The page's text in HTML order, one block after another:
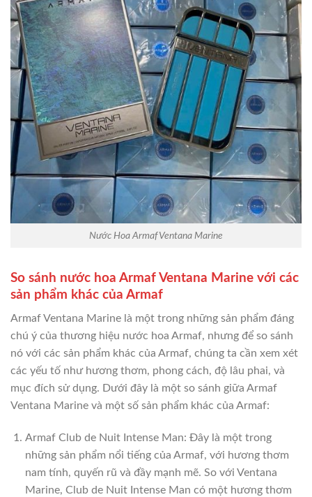
Nước Hoa Armaf Ventana Marine
So sánh nước hoa Armaf Ventana Marine với các
sản phẩm khác của Armaf
Armaf Ventana Marine là một trong những sản phẩm đáng
chú ý của thương hiệu nước hoa Armaf, nhưng để so sánh
nó với các sản phẩm khác của Armaf, chúng ta cần xem xét
các yếu tố như hương thơm, phong cách, độ lâu phai, và
mục đích sử dụng. Dưới đây là một so sánh giữa Armaf
Ventana Marine và một số sản phẩm khác của Armaf:
Armaf Club de Nuit Intense Man: Đây là một trong
những sản phẩm nổi tiếng của Armaf, với hương thơm
nam tính, quyến rũ và đầy mạnh mẽ. So với Ventana
Marine, Club de Nuit Intense Man có một hương thơm